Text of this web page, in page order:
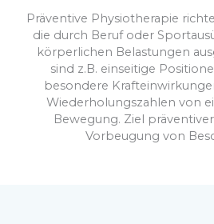
Präventive Physiotherapie
die durch Beruf oder
körperlichen Belastungen
sind z.B. einseitige
besondere
Wiederholungszahlen von
Bewegung. Ziel
Vorbeugung von